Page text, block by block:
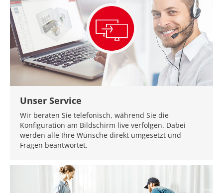
Unser Service
Wir beraten Sie telefonisch, während Sie die
Konfiguration am Bildschirm live verfolgen. Dabei
werden alle Ihre Wünsche direkt umgesetzt und
Fragen beantwortet.